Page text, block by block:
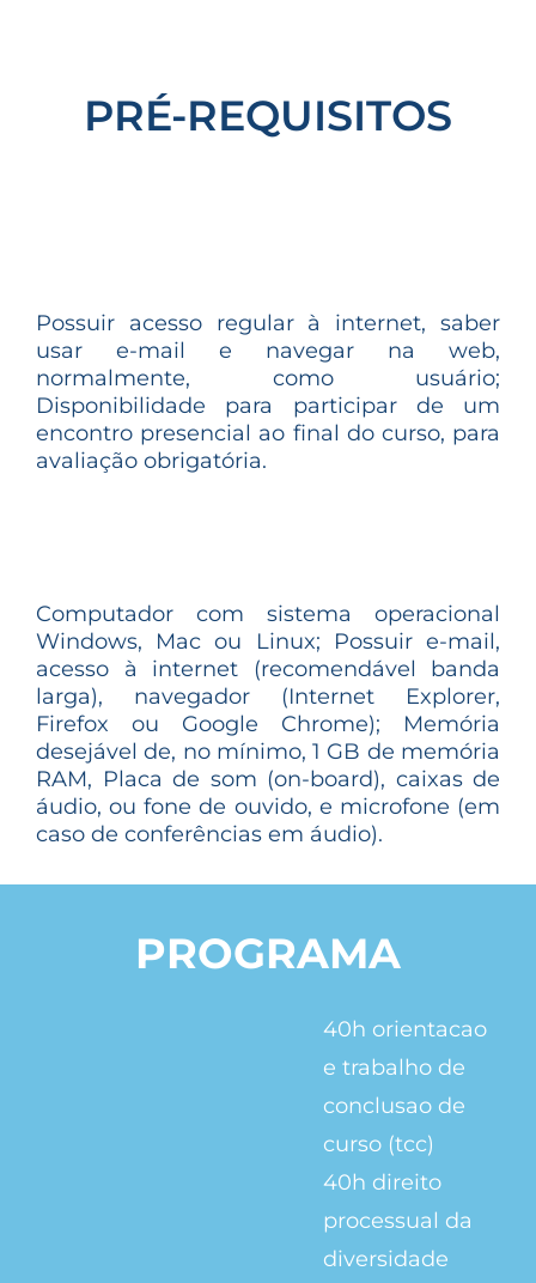
PRÉ-REQUISITOS
Possuir acesso regular à internet, saber
usar e-mail e navegar na web,
normalmente, como usuário;
Disponibilidade para participar de um
encontro presencial ao final do curso, para
avaliação obrigatória.
Computador com sistema operacional
Windows, Mac ou Linux; Possuir e-mail,
acesso à internet (recomendável banda
larga), navegador (Internet Explorer,
Firefox ou Google Chrome); Memória
desejável de, no mínimo, 1 GB de memória
RAM, Placa de som (on-board), caixas de
áudio, ou fone de ouvido, e microfone (em
caso de conferências em áudio).
PROGRAMA
40h orientacao
e trabalho de
conclusao de
curso (tcc)
40h direito
processual da
diversidade